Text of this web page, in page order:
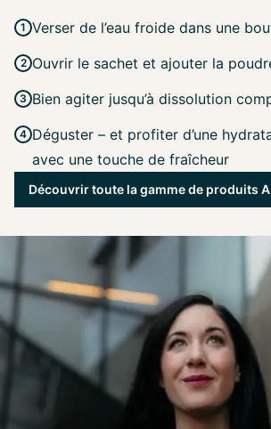
Verser de l’eau froide dans une
Ouvrir le sachet et ajouter la
Bien agiter jusqu’à dissolution
Déguster – et profiter d’une
avec une touche de fraîcheur
Découvrir toute la gamme de produits